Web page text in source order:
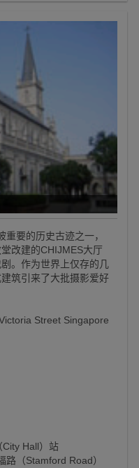
要的历史古迹之一，
改建的CHIJMES大厅
。作为世界上仅存的几
筑引来了大批摄影爱好
Street Singapore
Hall）站
路（Stamford Road）